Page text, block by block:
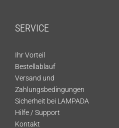
SERVICE
Ihr Vorteil
Bestellablauf
Versand und
Zahlungsbedingungen
Sicherheit bei LAMPADA
Hilfe / Support
Kontakt